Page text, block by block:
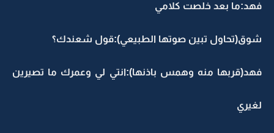
فهد:ما بعد خلصت كلامي
شوق(تحاول تبين صوتها الطبيعي):قول شعندك؟
فهد(قربها منه وهمس باذنها):انتي لي وعمرك ما تصيرين
لغيري